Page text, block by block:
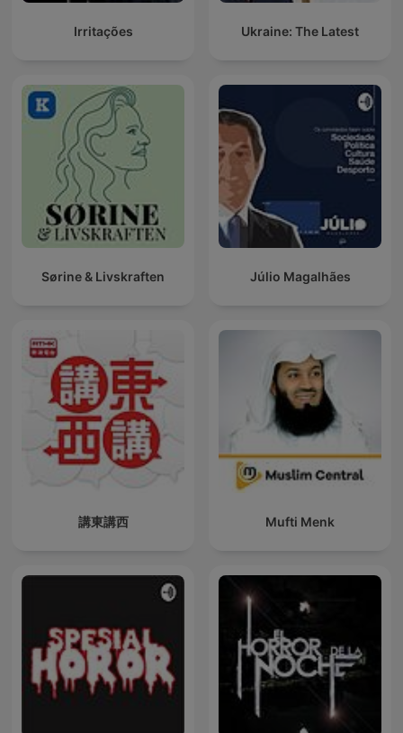
Irritações Ukraine: The Latest
Sørine & Livskraften Júlio Magalhães
講東講西 Mufti Menk